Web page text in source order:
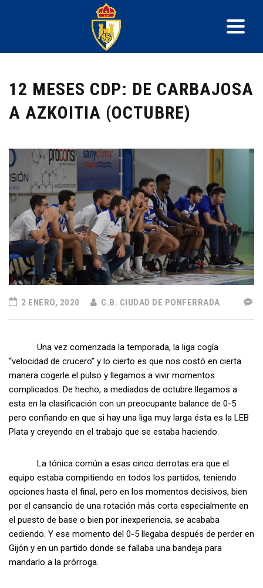
12 MESES CDP: DE CARBAJOSA
A AZKOITIA (OCTUBRE)
2 ENERO, 2020 C.B. CIUDAD DE PONFERRADA
Una vez comenzada la temporada, la liga cogía
“velocidad de crucero” y lo cierto es que nos costó en cierta
manera cogerle el pulso y llegamos a vivir momentos
complicados. De hecho, a mediados de octubre llegamos a
esta en la clasificación con un preocupante balance de 0-5
pero confiando en que si hay una liga muy larga ésta es la LEB
Plata y creyendo en el trabajo que se estaba haciendo.
La tónica común a esas cinco derrotas era que el
equipo estaba compitiendo en todos los partidos, teniendo
opciones hasta el final, pero en los momentos decisivos, bien
por el cansancio de una rotación más corta especialmente en
el puesto de base o bien por inexperiencia, se acababa
cediendo. Y ese momento del 0-5 llegaba después de perder en
Gijón y en un partido donde se fallaba una bandeja para
mandarlo a la prórroga.